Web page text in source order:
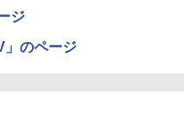
ッドナイト ブラック(CFI-
ジ
」のページ